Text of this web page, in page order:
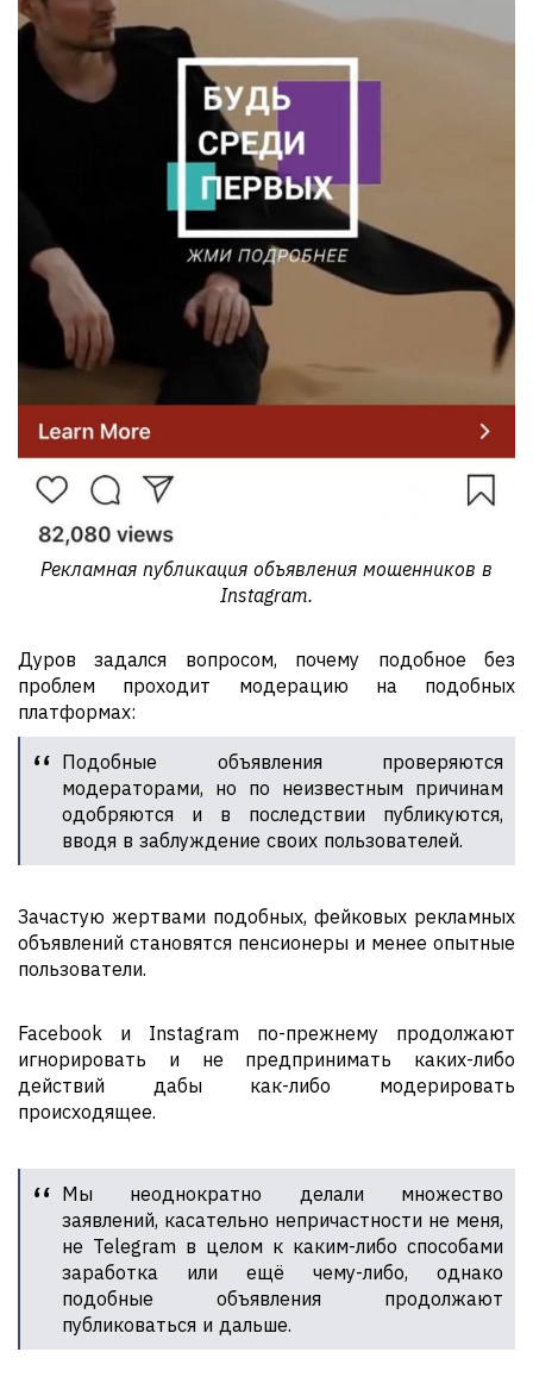
Рекламная публикация объявления мошенников в
Instagram.
Дуров задался вопросом, почему подобное без
проблем проходит модерацию на подобных
платформах:
Подобные объявления проверяются
модераторами, но по неизвестным причинам
одобряются и в последствии публикуются,
вводя в заблуждение своих пользователей.
Зачастую жертвами подобных, фейковых рекламных
объявлений становятся пенсионеры и менее опытные
пользователи.
Facebook и Instagram по-прежнему продолжают
игнорировать и не предпринимать каких-либо
действий дабы как-либо модерировать
происходящее.
Мы неоднократно делали множество
заявлений, касательно непричастности не меня,
не Telegram в целом к каким-либо способами
заработка или ещё чему-либо, однако
подобные объявления продолжают
публиковаться и дальше.